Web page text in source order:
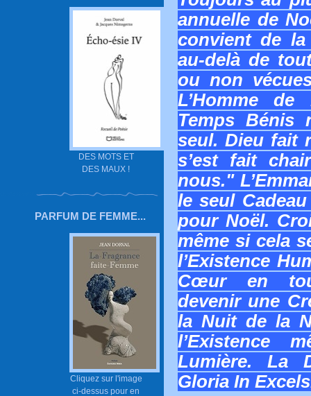
DES MOTS ET
DES MAUX !
PARFUM DE FEMME...
Cliquez sur l'image
ci-dessus pour en
annuelle de
convient de
au-delà de
ou non
L’Homme
Temps Bénis
seul. Dieu fait
s’est fait
nous."
le seul
pour Noël.
même si cela
l’Existence
Cœur en
devenir une
la Nuit de la
l’Existence
Lumière. La
Gloria In